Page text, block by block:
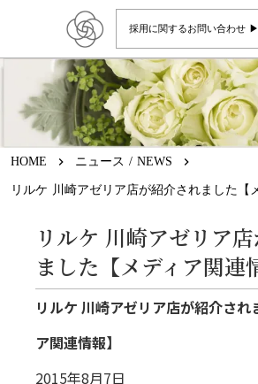
採用に関するお問い合わせ ▶︎
HOME keyboard_arrow_right ニュース / NEWS keyboard_arrow_right
リルケ 川崎アゼリア店が紹介されました【
リルケ 川崎アゼリア
ました【メディア関連
リルケ 川崎アゼリア店が紹介され
ア関連情報】
2015年8月7日